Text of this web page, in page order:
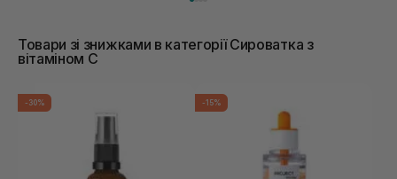
Товари зі знижками в категорії Сироватка з
вітаміном С
-30% -15%